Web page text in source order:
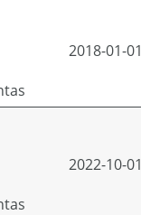
2018-01-01
2022-10-01